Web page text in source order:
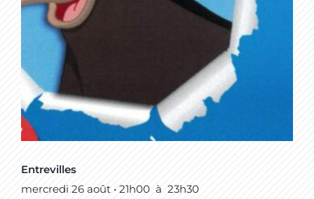
Entrevilles
mercredi 26 août • 21h00 à 23h30